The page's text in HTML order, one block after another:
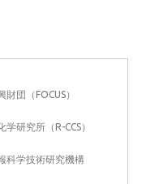
団（FOCUS）
研究所（R-CCS）
学技術研究機構